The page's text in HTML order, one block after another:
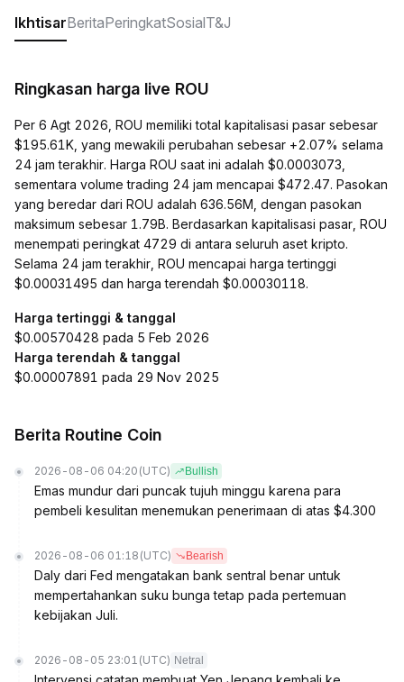
IkhtisarBeritaPeringkatSosialT&J
Ringkasan harga live ROU
Per 6 Agt 2026, ROU memiliki total kapitalisasi pasar sebesar
$195.61K, yang mewakili perubahan sebesar +2.07% selama
24 jam terakhir. Harga ROU saat ini adalah $0.0003073,
sementara volume trading 24 jam mencapai $472.47. Pasokan
yang beredar dari ROU adalah 636.56M, dengan pasokan
maksimum sebesar 1.79B. Berdasarkan kapitalisasi pasar, ROU
menempati peringkat 4729 di antara seluruh aset kripto.
Selama 24 jam terakhir, ROU mencapai harga tertinggi
$0.00031495 dan harga terendah $0.00030118.
Harga tertinggi & tanggal
$0.00570428 pada 5 Feb 2026
Harga terendah & tanggal
$0.00007891 pada 29 Nov 2025
Berita Routine Coin
2026-08-06 04:20 (UTC) Bullish
Emas mundur dari puncak tujuh minggu karena para
pembeli kesulitan menemukan penerimaan di atas $4.300
2026-08-06 01:18 (UTC) Bearish
Daly dari Fed mengatakan bank sentral benar untuk
mempertahankan suku bunga tetap pada pertemuan
kebijakan Juli.
2026-08-05 23:01 (UTC) Netral